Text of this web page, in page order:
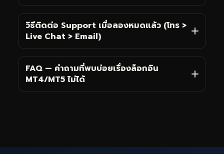
วิธีติดต่อ Support เมื่อลองหมดแล้ว (โทร >
Live Chat > Email)
FAQ — คำถามที่พบบ่อยเรื่องล็อกอิน
MT4/MT5 ไม่ได้